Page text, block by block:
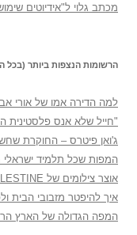
מכתב גלוי ל"אידיוטים
הרשומות הנצפות ביותר (בכל
למה הדירה אמו של אורי
"חייל שלא אנס פלסטינית
ג'ואן פיטרס – החוקרת
המפות שכל תלמיד ישראלי
אוצר צילומים של PALESTINE הריקה
איך להיפטר מזבובי הבית
המפה הגדולה של הארץ